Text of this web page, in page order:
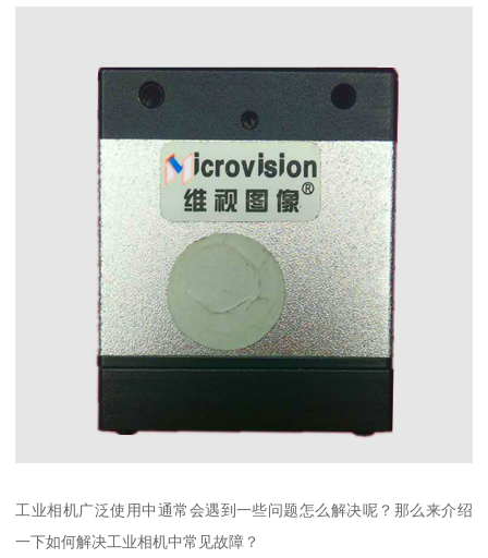
工业相机广泛使用中通常会遇到一些问题怎么解决呢？那么来介绍
一下如何解决工业相机中常见故障？